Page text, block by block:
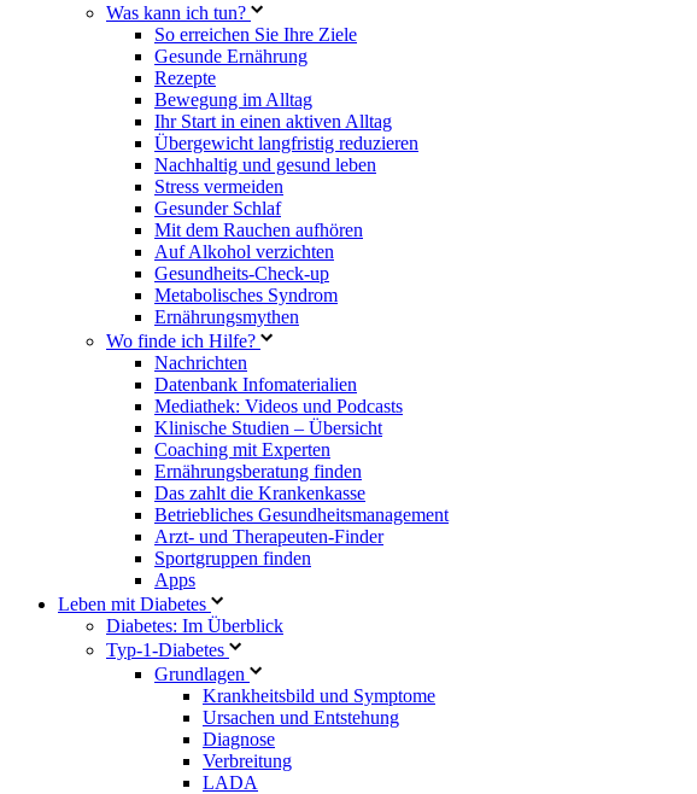
Was kann ich tun?
So erreichen Sie Ihre Ziele
Gesunde Ernährung
Rezepte
Bewegung im Alltag
Ihr Start in einen aktiven Alltag
Übergewicht langfristig reduzieren
Nachhaltig und gesund leben
Stress vermeiden
Gesunder Schlaf
Mit dem Rauchen aufhören
Auf Alkohol verzichten
Gesundheits-Check-up
Metabolisches Syndrom
Ernährungsmythen
Wo finde ich Hilfe?
Nachrichten
Datenbank Infomaterialien
Mediathek: Videos und Podcasts
Klinische Studien – Übersicht
Coaching mit Experten
Ernährungsberatung finden
Das zahlt die Krankenkasse
Betriebliches Gesundheitsmanagement
Arzt- und Therapeuten-Finder
Sportgruppen finden
Apps
Leben mit Diabetes
Diabetes: Im Überblick
Typ-1-Diabetes
Grundlagen
Krankheitsbild und Symptome
Ursachen und Entstehung
Diagnose
Verbreitung
LADA